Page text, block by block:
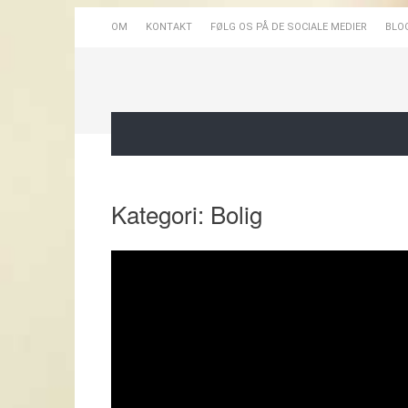
OM KONTAKT FØLG OS PÅ DE SOCIALE MEDIER
Kategori: Bolig